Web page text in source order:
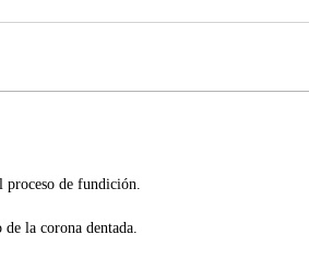
de fundición.
la corona dentada.